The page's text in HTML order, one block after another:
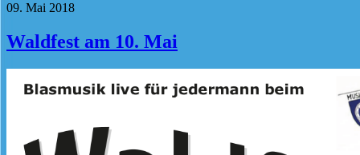
09. Mai 2018
Waldfest am 10. Mai